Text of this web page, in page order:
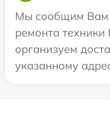
Мы сообщим Вам
ремонта
организуем
указанному